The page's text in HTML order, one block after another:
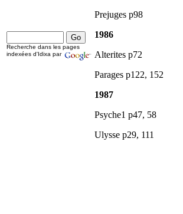
Prejuges p98
1986
Alterites p72
Parages p122, 152
1987
Psyche1 p47, 58
Ulysse p29, 111
Recherche dans les pages
indexées d'Idixa par